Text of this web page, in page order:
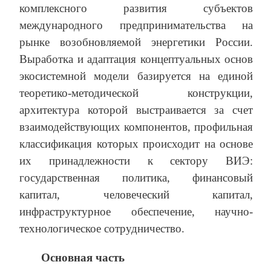
комплексного развития субъектов
международного предпринимательства на
рынке возобновляемой энергетики России.
Выработка и адаптация концептуальных основ
экосистемной модели базируется на единой
теоретико-методической конструкции,
архитектура которой выстраивается за счет
взаимодействующих компонентов, профильная
классификация которых происходит на основе
их принадлежности к сектору ВИЭ:
государственная политика, финансовый
капитал, человеческий капитал,
инфраструктурное обеспечение, научно-
технологическое сотрудничество.
Основная часть